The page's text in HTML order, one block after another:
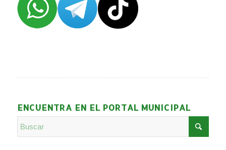
ENCUENTRA EN EL PORTAL MUNICIPAL